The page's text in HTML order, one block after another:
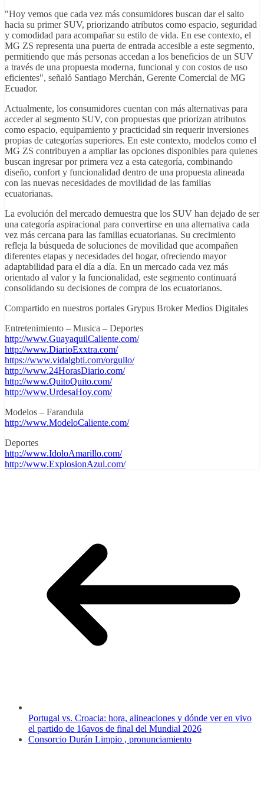
"Hoy vemos que cada vez más consumidores buscan dar el salto
hacia su primer SUV, priorizando atributos como espacio, seguridad
y comodidad para acompañar su estilo de vida. En ese contexto, el
MG ZS representa una puerta de entrada accesible a este segmento,
permitiendo que más personas accedan a los beneficios de un SUV
a través de una propuesta moderna, funcional y con costos de uso
eficientes", señaló Santiago Merchán, Gerente Comercial de MG
Ecuador.
Actualmente, los consumidores cuentan con más alternativas para
acceder al segmento SUV, con propuestas que priorizan atributos
como espacio, equipamiento y practicidad sin requerir inversiones
propias de categorías superiores. En este contexto, modelos como el
MG ZS contribuyen a ampliar las opciones disponibles para quienes
buscan ingresar por primera vez a esta categoría, combinando
diseño, confort y funcionalidad dentro de una propuesta alineada
con las nuevas necesidades de movilidad de las familias
ecuatorianas.
La evolución del mercado demuestra que los SUV han dejado de ser
una categoría aspiracional para convertirse en una alternativa cada
vez más cercana para las familias ecuatorianas. Su crecimiento
refleja la búsqueda de soluciones de movilidad que acompañen
diferentes etapas y necesidades del hogar, ofreciendo mayor
adaptabilidad para el día a día. En un mercado cada vez más
orientado al valor y la funcionalidad, este segmento continuará
consolidando su decisiones de compra de los ecuatorianos.
Compartido en nuestros portales Grypus Broker Medios Digitales
Entretenimiento – Musica – Deportes
http://www.GuayaquilCaliente.com/
http://www.DiarioExxtra.com/
https://www.vidalgbti.com/orgullo/
http://www.24HorasDiario.com/
http://www.QuitoQuito.com/
http://www.UrdesaHoy.com/
Modelos – Farandula
http://www.ModeloCaliente.com/
Deportes
http://www.IdoloAmarillo.com/
http://www.ExplosionAzul.com/
Portugal vs. Croacia: hora, alineaciones y dónde ver en vivo
el partido de 16avos de final del Mundial 2026
Consorcio Durán Limpio , pronunciamiento